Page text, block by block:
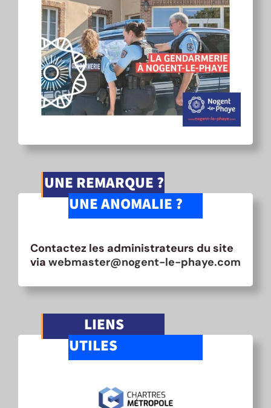
UNE REMARQUE ?
UNE ANOMALIE ?
Contactez les administrateurs du site
via webmaster@nogent-le-phaye.com
LIENS
UTILES